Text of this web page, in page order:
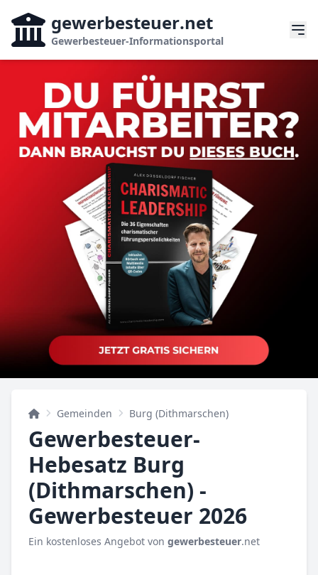
gewerbesteuer.net
Gewerbesteuer-Informationsportal
Gemeinden Burg (Dithmarschen)
Gewerbesteuer-
Hebesatz Burg
(Dithmarschen) -
Gewerbesteuer 2026
Ein kostenloses Angebot von gewerbesteuer.net